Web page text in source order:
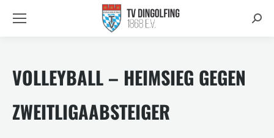
VOLLEYBALL – HEIMSIEG GEGEN
ZWEITLIGAABSTEIGER